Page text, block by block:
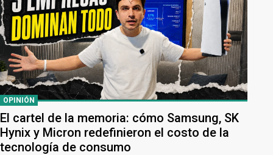
OPINIÓN
El cartel de la memoria: cómo Samsung, SK
Hynix y Micron redefinieron el costo de la
tecnología de consumo